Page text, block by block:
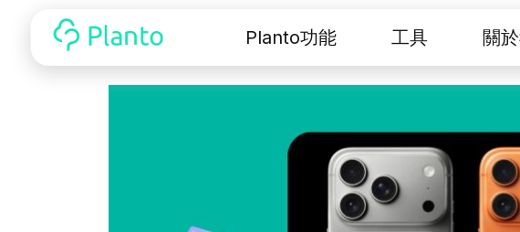
Planto功能 工具 關